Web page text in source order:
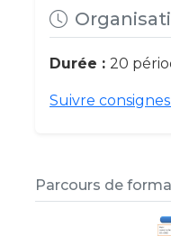
Durée : 20
Suivre
Parcours de